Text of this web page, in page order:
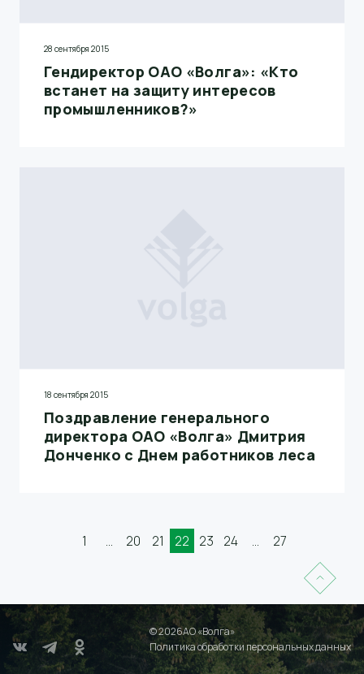
28 сентября 2015
Гендиректор ОАО «Волга»: «Кто
встанет на защиту интересов
промышленников?»
18 сентября 2015
Поздравление генерального
директора ОАО «Волга» Дмитрия
Донченко с Днем работников леса
1 ... 20 21 22 23 24 ... 27
© 2026АО «Волга»
Политика обработки персональных данных